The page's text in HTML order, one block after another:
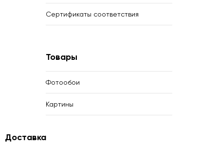
Сертификаты соответствия
Товары
Фотообои
Картины
Доставка